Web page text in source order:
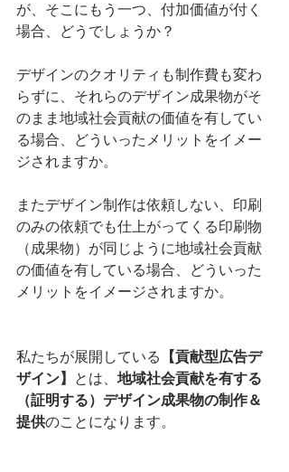
が、そこにもう一つ、付加価値が付く
場合、どうでしょうか？
デザインのクオリティも制作費も変わ
らずに、それらのデザイン成果物がそ
のまま地域社会貢献の価値を有してい
る場合、どういったメリットをイメー
ジされますか。
またデザイン制作は依頼しない、印刷
のみの依頼でも仕上がってくる印刷物
（成果物）が同じように地域社会貢献
の価値を有している場合、どういった
メリットをイメージされますか。
私たちが展開している
【貢献型広告デ
ザイン】
とは、 地域社会貢献を有する
（証明する）デザイン成果物の制作＆
提供のことになります。